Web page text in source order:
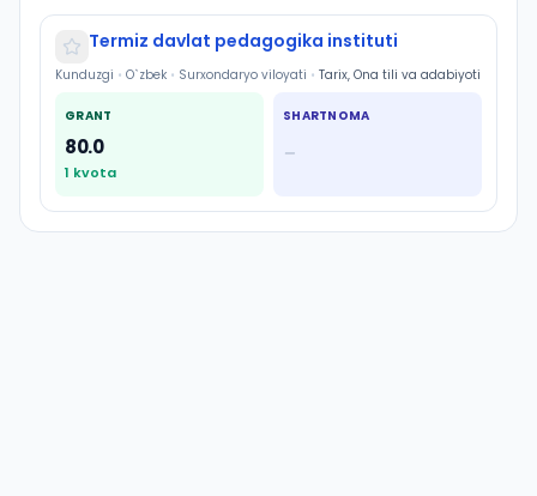
Termiz davlat pedagogika instituti
Kunduzgi • O`zbek • Surxondaryo viloyati • Tarix, Ona tili va adabiyoti
GRANT
80.0
1 kvota
SHARTNOMA
—